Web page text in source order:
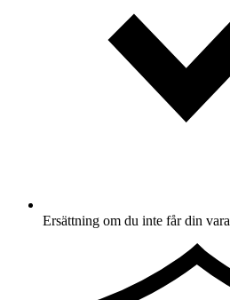
Ersättning om du inte får din vara